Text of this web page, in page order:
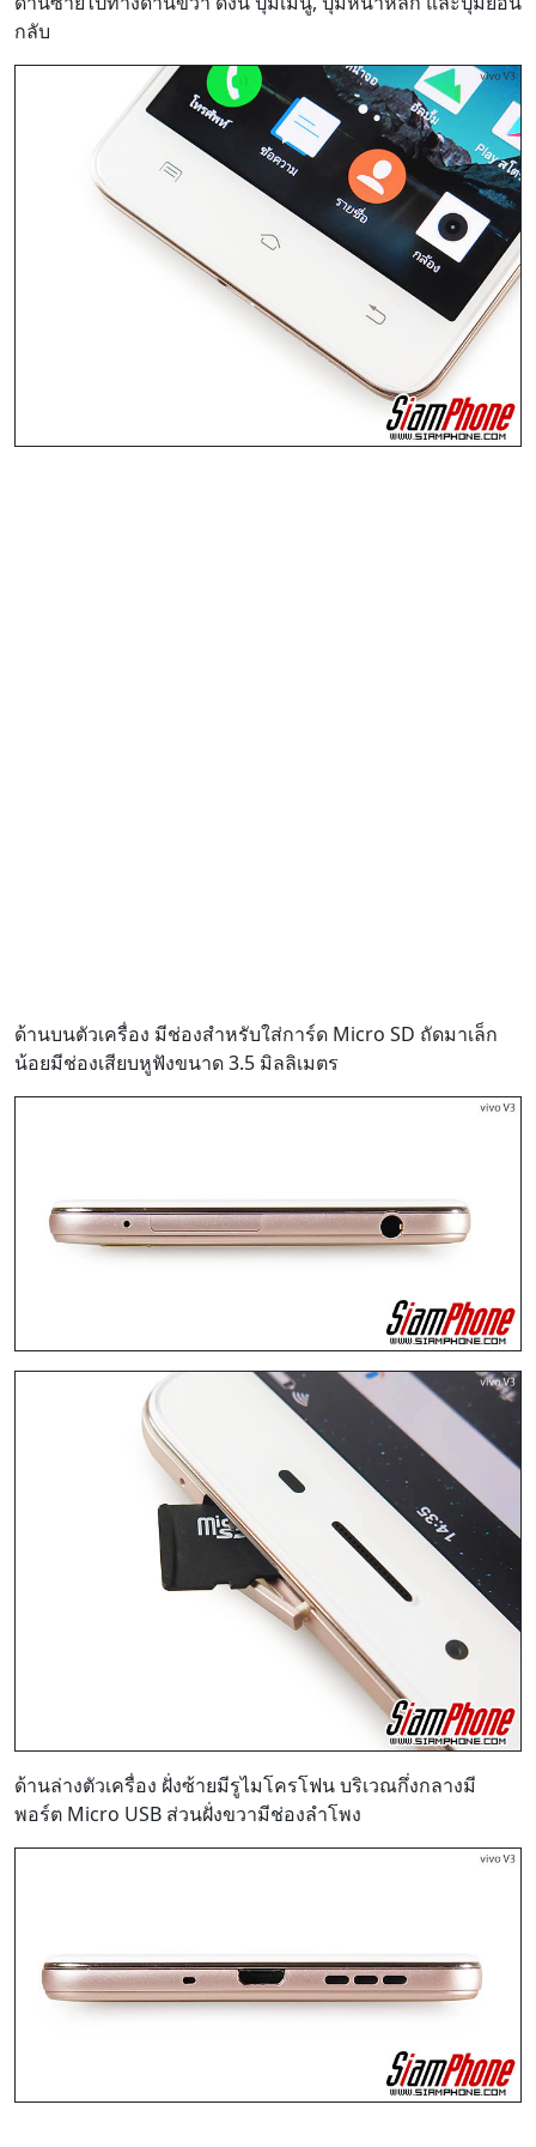
กลับ
ด้านบนตัวเครื่อง มีช่องสำหรับใส่การ์ด Micro SD ถัดมาเล็ก
น้อยมีช่องเสียบหูฟังขนาด 3.5 มิลลิเมตร
ด้านล่างตัวเครื่อง ฝั่งซ้ายมีรูไมโครโฟน บริเวณกึ่งกลางมี
พอร์ต Micro USB ส่วนฝั่งขวามีช่องลำโพง